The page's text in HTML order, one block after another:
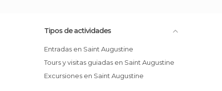
Tipos de actividades
Entradas en Saint Augustine
Tours y visitas guiadas en Saint Augustine
Excursiones en Saint Augustine